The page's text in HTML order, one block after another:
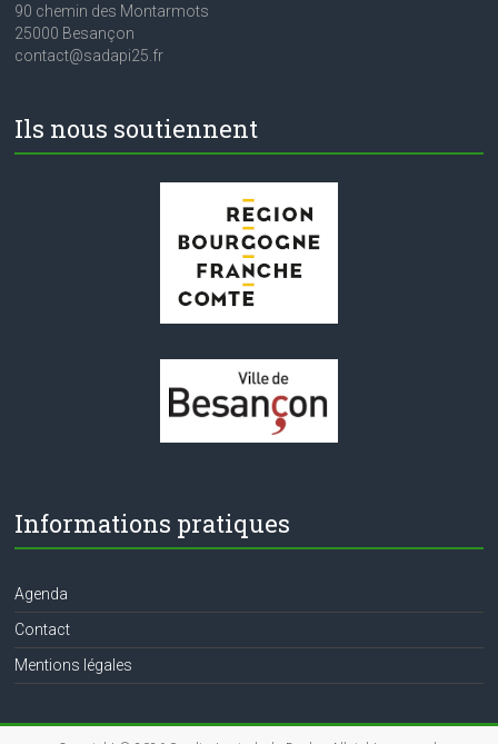
90 chemin des Montarmots
25000 Besançon
contact@sadapi25.fr
Ils nous soutiennent
Informations pratiques
Agenda
Contact
Mentions légales